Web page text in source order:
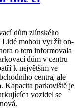
dům zlínského
Lidé mohou využít on-
o tom informovala
dům v centru
k největším ve
centra, ale
Kapacita parkoviště je
vozidel se